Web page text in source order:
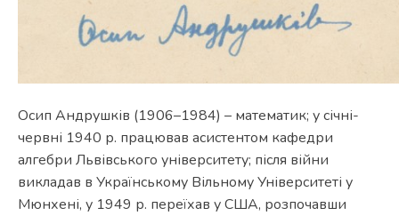
Осип Андрушків (1906–1984) – математик; у січні-
червні 1940 р. працював асистентом кафедри
алгебри Львівського університету; після війни
викладав в Українському Вільному Університеті у
Мюнхені, у 1949 р. переїхав у США, розпочавши